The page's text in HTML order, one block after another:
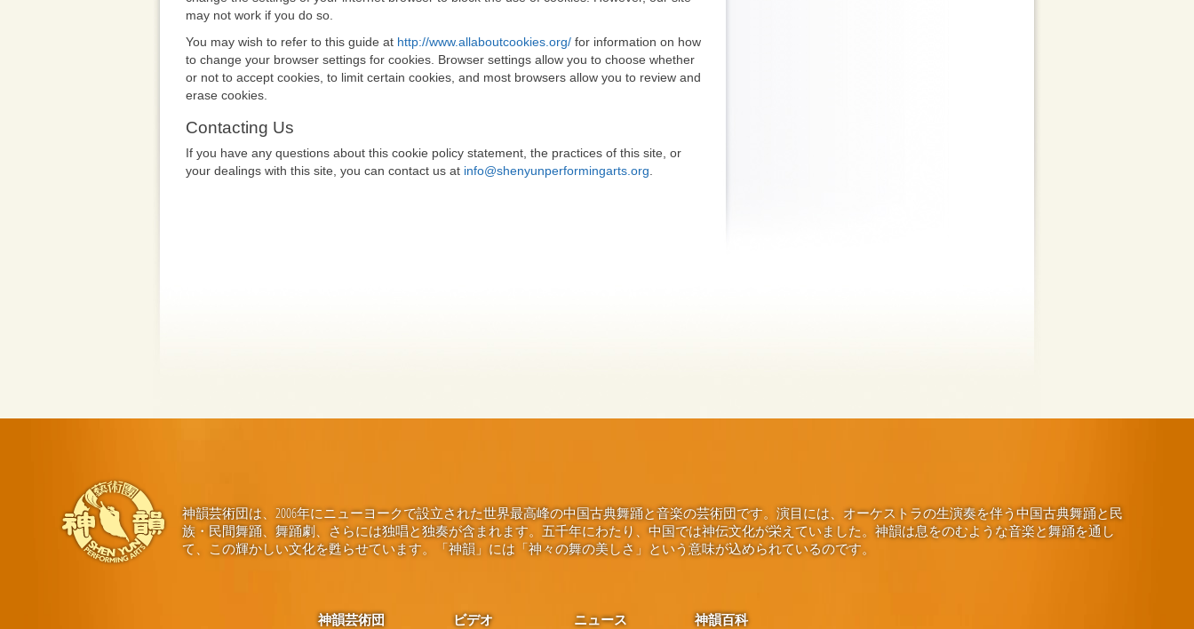
may not work if you do so.
You may wish to refer to this guide at http://www.allaboutcookies.org/ for information on how
to change your browser settings for cookies. Browser settings allow you to choose whether
or not to accept cookies, to limit certain cookies, and most browsers allow you to review and
erase cookies.
Contacting Us
If you have any questions about this cookie policy statement, the practices of this site, or
your dealings with this site, you can contact us at info@shenyunperformingarts.org
神韻芸術団は、2006年にニューヨークで設立された世界最高峰の中国古典舞踊と音楽の芸術団です。演目には、オーケストラの生演奏を伴う中国古典舞踊と民
族・民間舞踊、舞踊劇、さらには独唱と独奏が含まれます。五千年にわたり、中国では神伝文化が栄えていました。神韻は息をのむような音楽と舞踊を通し
て、この輝かしい文化を甦らせています。「神韻」には「神々の舞の美しさ」という意味が込められているのです。
神韻芸術団 ビデオ ニュース 神韻百科